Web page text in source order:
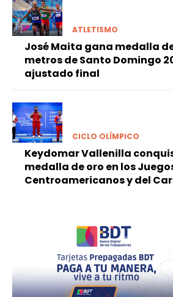
ATLETISMO
José Maita gana medalla
metros de Santo Domingo
ajustado final
CICLO OLÍMPICO
Keydomar Vallenilla
medalla de oro en los
Centroamericanos y del